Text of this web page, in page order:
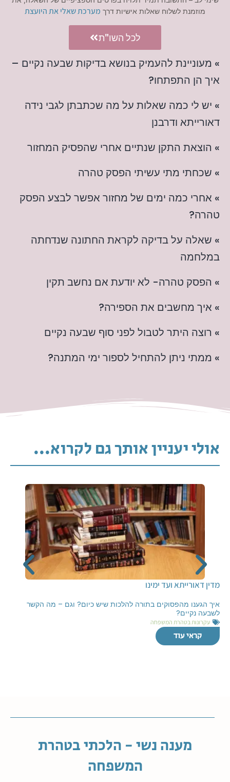
» מעוניינת להעמיק בנושא בדיקות שבעה נקיים –
איך הן התפתחו?
» יש לי כמה שאלות על מה שכתבתן לגבי נידה
דאורייתא ודרבנן
» הוצאת התקן שנתיים אחרי שהפסיק המחזור
» שכחתי מתי עשיתי הפסק טהרה
» אחרי כמה ימים של מחזור אפשר לבצע הפסק
טהרה?
» שאלה על בדיקה לקראת החתונה שנדחתה
במלחמה
» הפסק טהרה- לא יודעת אם נחשב תקין
» איך מחשבים את הספירה?
» רוצה היתר לטבול לפני סוף שבעה נקיים
» ממתי ניתן להתחיל לספור ימי המתנה?
מוזמנת לשלוח שאלות אישיות דרך מערכת שאלי את היועצת
לכל השו"ת
אולי יעניין אותך גם לקרוא...
מדין דאורייתא ועד ימינו
איך הגענו מהפסוקים בתורה להלכות שיש כיום? וגם – מה הקשר
לשבעה נקיים?
עקרונות בטהרת המשפחה
קראי עוד
מענה נשי - הלכתי בטהרת
המשפחה